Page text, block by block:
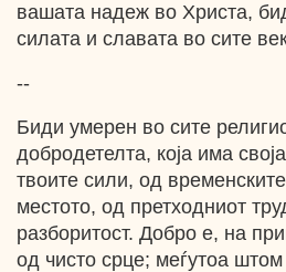
вашата надеж во Христа,
силата и славата во сите
--
Биди умерен во сите
добродетелта, која има
твоите сили, од
местото, од претходниот
разборитост. Добро е, на
од чисто срце; меѓутоа